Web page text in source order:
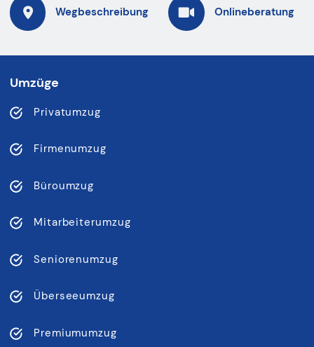
Wegbeschreibung Onlineberatung
Umzüge
Privatumzug
Firmenumzug
Büroumzug
Mitarbeiterumzug
Seniorenumzug
Überseeumzug
Premiumumzug